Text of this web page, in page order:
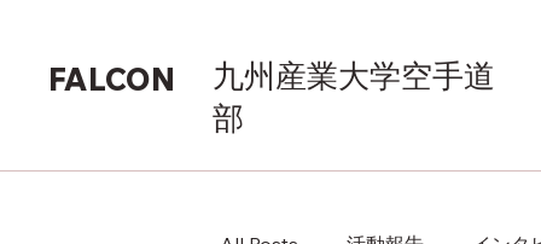
FALCON
九州産業大学空手道
部